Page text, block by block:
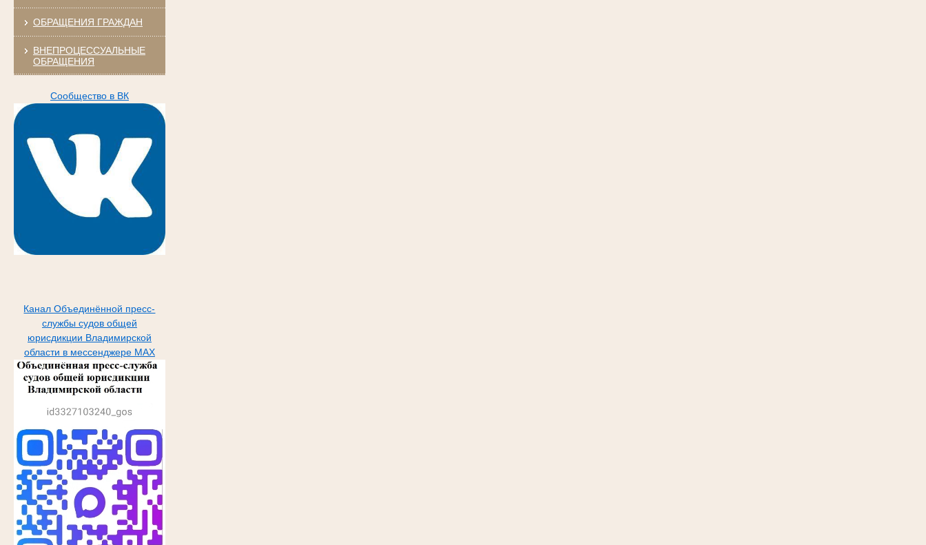
ОБРАЩЕНИЯ ГРАЖДАН
ВНЕПРОЦЕССУАЛЬНЫЕ
ОБРАЩЕНИЯ
Сообщество в ВК
Канал Объединённой пресс-
службы судов общей
юрисдикции Владимирской
области в мессенджере МАХ